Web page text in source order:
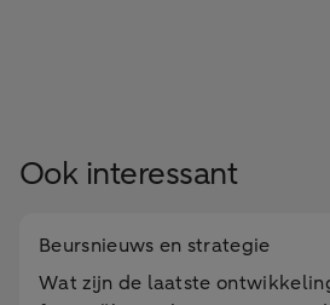
Ook interessant
Beursnieuws en strategie
Wat zijn de laatste